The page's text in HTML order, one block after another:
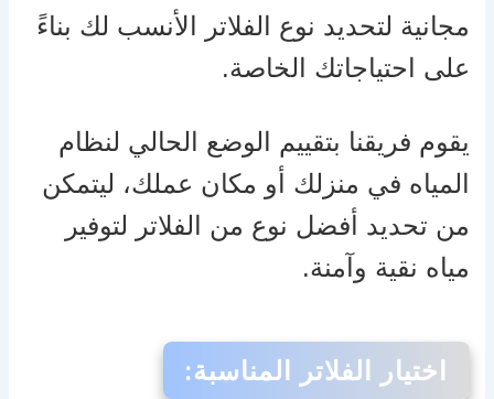
مجانية لتحديد نوع الفلاتر الأنسب لك بناءً
على احتياجاتك الخاصة.
يقوم فريقنا بتقييم الوضع الحالي لنظام
المياه في منزلك أو مكان عملك، ليتمكن
من تحديد أفضل نوع من الفلاتر لتوفير
مياه نقية وآمنة.
اختيار الفلاتر المناسبة: